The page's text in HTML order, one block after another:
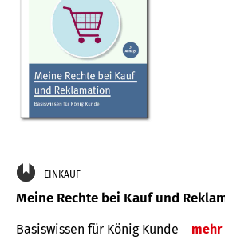
EINKAUF
Meine Rechte bei Kauf und
Basiswissen für König Kunde mehr